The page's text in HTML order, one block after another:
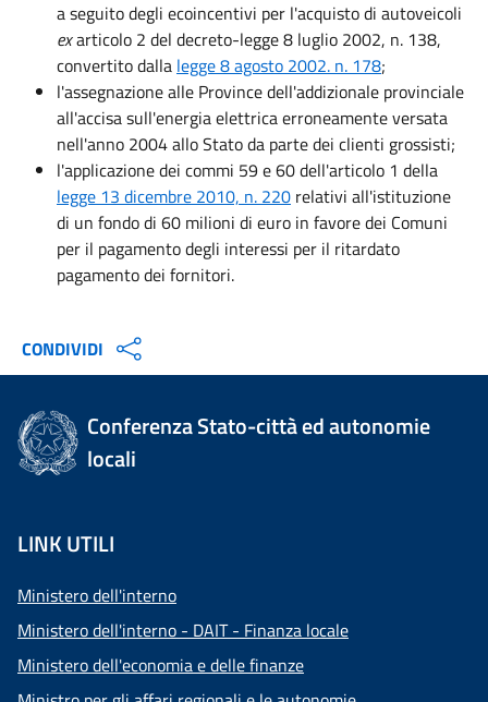
a seguito degli ecoincentivi per l'acquisto di autoveicoli
exarticolo 2 del decreto-legge 8 luglio 2002, n. 138,
convertito dalla legge 8 agosto 2002. n. 178;
l'assegnazione alle Province dell'addizionale provinciale
all'accisa sull'energia elettrica erroneamente versata
nell'anno 2004 allo Stato da parte dei clienti grossisti;
l'applicazione dei commi 59 e 60 dell'articolo 1 della
legge 13 dicembre 2010, n. 220 relativi all'istituzione
di un fondo di 60 milioni di euro in favore dei Comuni
per il pagamento degli interessi per il ritardato
pagamento dei fornitori.
CONDIVIDI
Conferenza Stato-città ed autonomie
locali
LINK UTILI
Ministero dell'interno
Ministero dell'interno - DAIT - Finanza locale
Ministero dell'economia e delle finanze